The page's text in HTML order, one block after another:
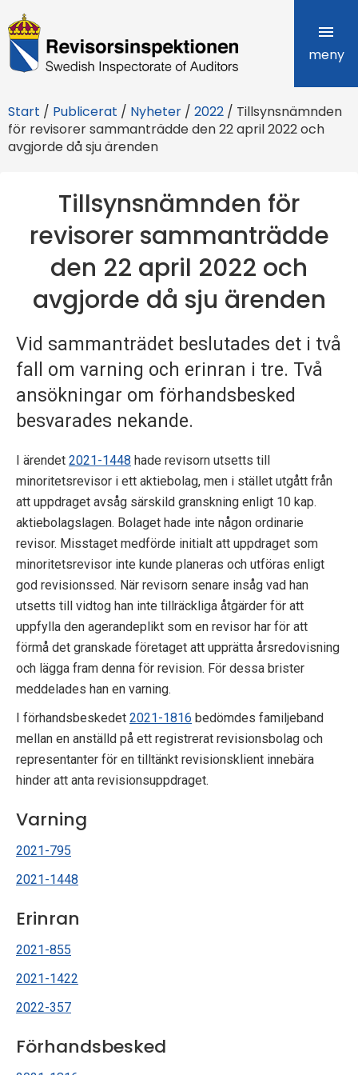
R
e
i
s
s
p
e
o
n
e
n
meny
Start / Publicerat / Nyheter / 2022 / Tillsynsnämnden
för revisorer sammanträdde den 22 april 2022 och
avgjorde då sju ärenden
Tillsynsnämnden för
revisorer sammanträdde
den 22 april 2022 och
avgjorde då sju ärenden
Vid sammanträdet beslutades det i två
fall om varning och erinran i tre. Två
ansökningar om förhandsbesked
besvarades nekande.
I ärendet 2021-1448 hade revisorn utsetts till
minoritetsrevisor i ett aktiebolag, men i stället utgått från
att uppdraget avsåg särskild granskning enligt 10 kap.
aktiebolagslagen. Bolaget hade inte någon ordinarie
revisor. Misstaget medförde initialt att uppdraget som
minoritetsrevisor inte kunde planeras och utföras enligt
god revisionssed. När revisorn senare insåg vad han
utsetts till vidtog han inte tillräckliga åtgärder för att
uppfylla den agerandeplikt som en revisor har för att
förmå det granskade företaget att upprätta årsredovisning
och lägga fram denna för revision. För dessa brister
meddelades han en varning.
I förhandsbeskedet 2021-1816 bedömdes familjeband
mellan en anställd på ett registrerat revisionsbolag och
representanter för en tilltänkt revisionsklient innebära
hinder att anta revisionsuppdraget.
Varning
2021-795
2021-1448
Erinran
2021-855
2021-1422
2022-357
Förhandsbesked